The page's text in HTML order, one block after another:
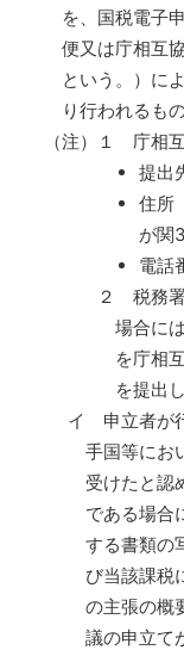
を、国税電子
便又は庁相互
という。）に
り行われるも
（注）
１
庁相
提出
住所
が関
電話
２ 税務署
場合に
を庁相
を提出
イ 申立者が
手国等にお
受けたと認
である場合
する書類の
び当該課税
の主張の概
議の申立て